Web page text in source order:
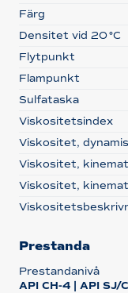
Färg
Densitet vid 20 °C
Flytpunkt
Flampunkt
Sulfataska
Viskositetsindex
Viskositet,
Viskositet,
Viskositet,
Prestanda
Prestandanivå
API CH-4 | API SJ/